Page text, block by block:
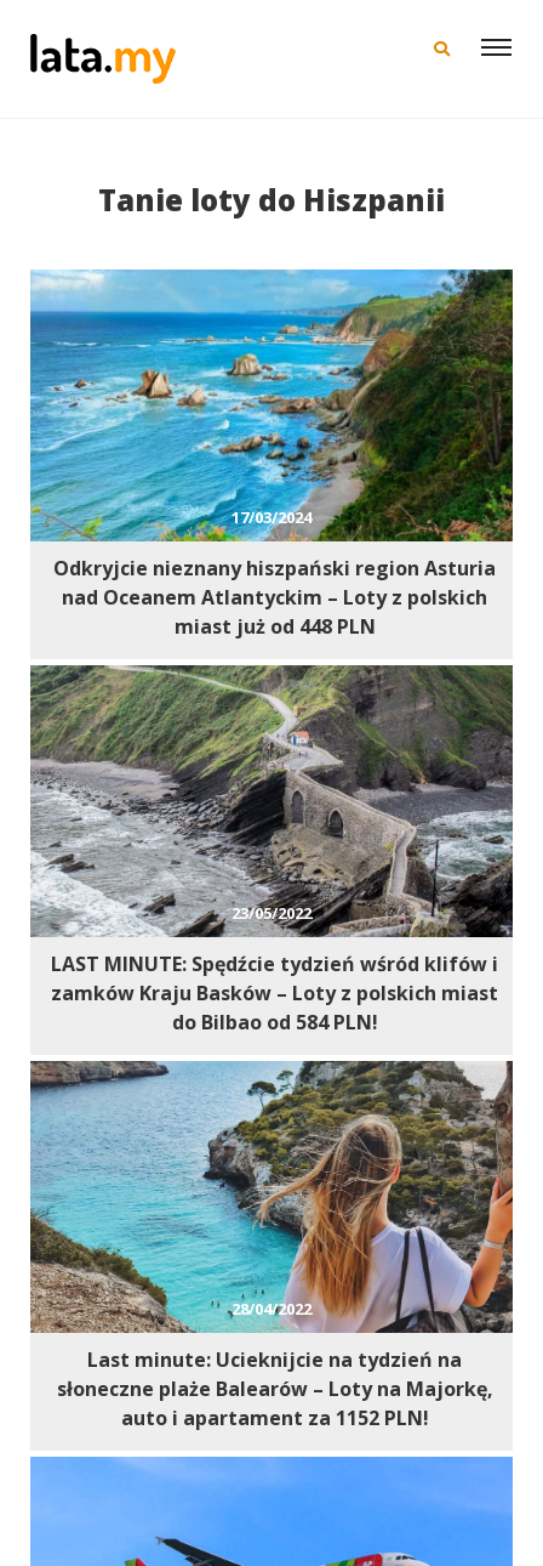
Tanie loty do Hiszpanii
17/03/2024
Odkryjcie nieznany hiszpański region Asturia
nad Oceanem Atlantyckim – Loty z polskich
miast już od 448 PLN
23/05/2022
LAST MINUTE: Spędźcie tydzień wśród klifów i
zamków Kraju Basków – Loty z polskich miast
do Bilbao od 584 PLN!
28/04/2022
Last minute: Ucieknijcie na tydzień na
słoneczne plaże Balearów – Loty na Majorkę,
auto i apartament za 1152 PLN!
Niezbędne
Ciasteczka, bez
których serwis
nie będzie w
funkcjonował
zgodnie z
zamierzeniem.
W szczególności
to ciasteczka
sieci
afiliacyjnych, z
którymi
współpracujemy
oraz Google
Analytics, dzięki
któremu serwis
może być coraz
lepszy.
Marketing
W chwili obecnej
nie używamy
dodatkowych
narzędzi
marketingowych,
lecz nie
wykluczamy ich
użycia w
przyszłości.